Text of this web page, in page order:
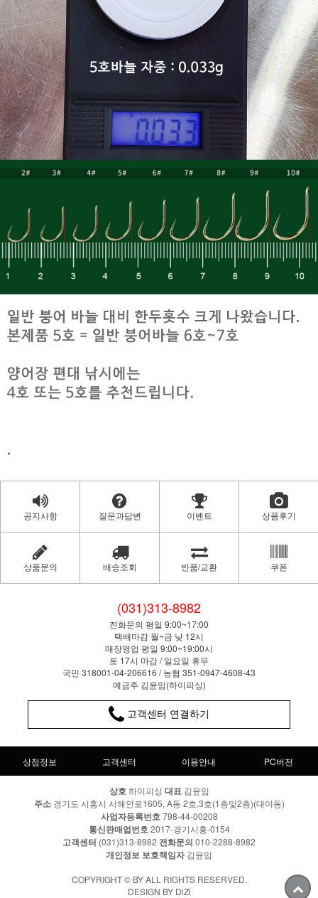
공지사항 질문과답변 이벤트 상품후기
상품문의 배송조회 반품/교환 쿠폰
(031)313-8982
전화문의 평일 9:00~17:00
택배마감 월~금 낮 12시
매장영업 평일 9:00~19:00시
토 17시 마감 / 일요일 휴무
국민 318001-04-206616 / 농협 351-0947-4608-43
예금주 김윤임(하이피싱)
고객센터 연결하기
상점정보 고객센터 이용안내 PC버전
상호 하이피싱 대표 김윤임
주소경기도 시흥시 서해안로1605, A동 2호,3호(1층및2층)(대야동)
사업자등록번호 798-44-00208
통신판매업번호 2017-경기시흥-0154
고객센터 (031)313-8982 전화문의 010-2288-8982
개인정보 보호책임자김윤임
COPYRIGHT © BY ALL RIGHTS RESERVED.
DESIGN BY DiZi